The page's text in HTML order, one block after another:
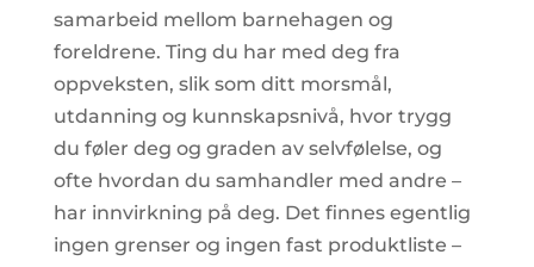
samarbeid mellom barnehagen og
foreldrene. Ting du har med deg fra
oppveksten, slik som ditt morsmål,
utdanning og kunnskapsnivå, hvor trygg
du føler deg og graden av selvfølelse, og
ofte hvordan du samhandler med andre –
har innvirkning på deg. Det finnes egentlig
ingen grenser og ingen fast produktliste –